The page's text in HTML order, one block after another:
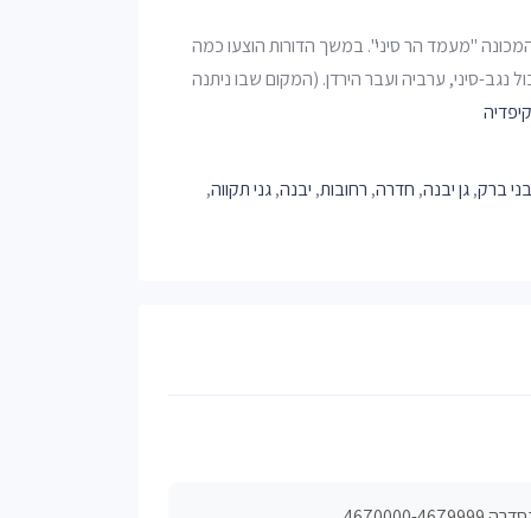
"מעמד הר סיני". במשך הדורות הוצעו כמה
נגב-סיני, ערביה ועבר הירדן. (המקום שבו ניתנה
בני ברק,גן יבנה, חדרה, רחובות, יבנה,גני תקווה,